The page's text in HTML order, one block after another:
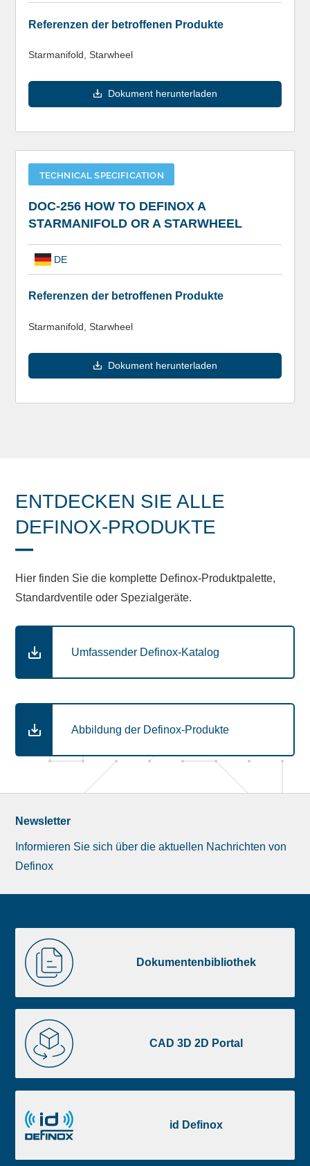
Referenzen der betroffenen Produkte
Starmanifold, Starwheel
Dokument herunterladen
TECHNICAL SPECIFICATION
DOC-256 HOW TO DEFINOX A
STARMANIFOLD OR A STARWHEEL
DE
Referenzen der betroffenen Produkte
Starmanifold, Starwheel
Dokument herunterladen
ENTDECKEN SIE ALLE
DEFINOX-PRODUKTE
Hier finden Sie die komplette Definox-Produktpalette,
Standardventile oder Spezialgeräte.
Umfassender Definox-Katalog
Abbildung der Definox-Produkte
Newsletter
Informieren Sie sich über die aktuellen Nachrichten von
Definox
image
footer
Dokumentenbibliothek
Dokumentenbibliothek
CAD 3D 2D Portal
CAD
3D
2D
Portal
id Definox
Definox